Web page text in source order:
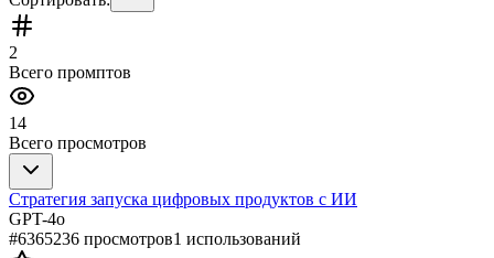
2
Всего промптов
14
Всего просмотров
Стратегия запуска цифровых продуктов с ИИ
GPT-4o
#6365236 просмотров1 использований